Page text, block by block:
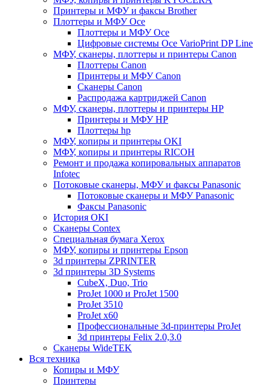
Принтеры и МФУ и факсы Brother
Плоттеры и МФУ Oce
Плоттеры и МФУ Oce
Цифровые системы Oce VarioPrint DP Line
МФУ, сканеры, плоттеры и принтеры Canon
Плоттеры Canon
Принтеры и МФУ Canon
Сканеры Canon
Распродажа картриджей Canon
МФУ, сканеры, плоттеры и принтеры HP
Принтеры и МФУ HP
Плоттеры hp
МФУ, копиры и принтеры OKI
МФУ, копиры и принтеры RICOH
Ремонт и продажа копировальных аппаратов
Infotec
Потоковые сканеры, МФУ и факсы Panasonic
Потоковые сканеры и МФУ Panasonic
Факсы Panasonic
История OKI
Сканеры Contex
Специальная бумага Xerox
МФУ, копиры и принтеры Epson
3d принтеры ZPRINTER
3d принтеры 3D Systems
CubeX, Duo, Trio
ProJet 1000 и ProJet 1500
ProJet 3510
ProJet x60
Профессиональные 3d-принтеры ProJet
3d принтеры Felix 2.0,3.0
Сканеры WideTEK
Вся техника
Копиры и МФУ
Принтеры